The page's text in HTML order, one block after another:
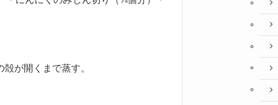
が開くまで蒸す。